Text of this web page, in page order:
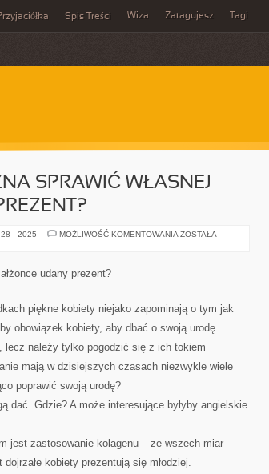
Przyjaciółka Spis Treści Wiza Zatagujesz Tagi
SPRAWIĆ WŁASNEJ
- 2025 MOŻLIWOŚĆ KOMENTOWANIA W
PREZENT?
ZOSTAŁA
udany prezent?
piękne kobiety niejako zapominają o tym jak
obowiązek kobiety, aby dbać o swoją urodę.
należy tylko pogodzić się z ich tokiem
mają w dzisiejszych czasach niezwykle wiele
poprawić swoją urodę?
dać. Gdzie? A może interesujące byłyby angielskie
jest zastosowanie kolagenu – ze wszech miar
kobiety prezentują się młodziej.